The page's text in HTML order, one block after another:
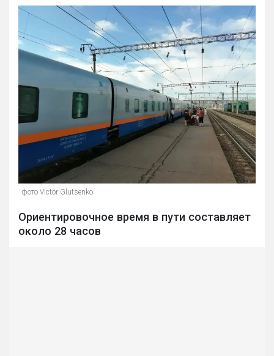
фото Victor Glutsenko
Ориентировочное время в пути составляет
около 28 часов